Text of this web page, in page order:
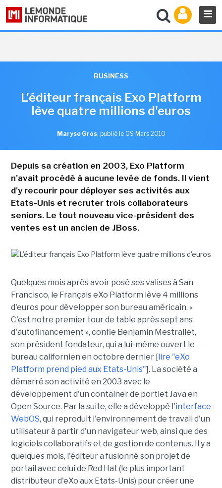
BUSINESS
L'éditeur français Exo Platform
lève quatre millions d'euros
Maryse Gros, publié le 09 Mars 2010
Depuis sa création en 2003, Exo Platform
n'avait procédé à aucune levée de fonds. Il vient
d'y recourir pour déployer ses activités aux
Etats-Unis et recruter trois collaborateurs
seniors. Le tout nouveau vice-président des
ventes est un ancien de JBoss.
Quelques mois après avoir posé ses valises à San
Francisco, le Français eXo Platform lève 4 millions
d'euros pour développer son bureau américain. «
C'est notre premier tour de table après sept ans
d'autofinancement », confie Benjamin Mestrallet,
son président fondateur, qui a lui-même ouvert le
bureau californien en octobre dernier [lire "eXo
Platform prend pied aux Etats-Unis"]. La société a
démarré son activité en 2003 avec le
développement d'un container de portlet Java en
Open Source. Par la suite, elle a développé l'interface
WebOS, qui reproduit l'environnement de travail d'un
utilisateur à partir d'un navigateur web, ainsi que des
logiciels collaboratifs et de gestion de contenus. Il y a
quelques mois, l'éditeur a fusionné son projet de
portail avec celui de Red Hat (le plus important
distributeur d'eXo aux Etats-Unis) pour créer une